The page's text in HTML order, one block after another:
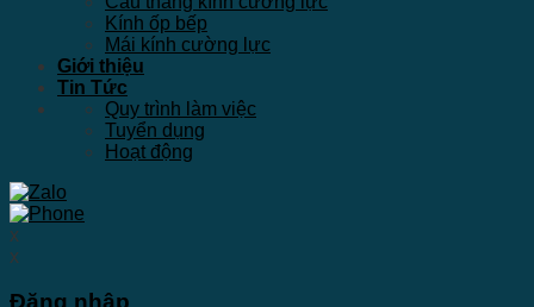
Kính ốp bếp
Mái kính cường lực
Giới thiệu
Tin Tức
Quy trình làm việc
Tuyển dụng
Hoạt động
x
x
Đăng nhập